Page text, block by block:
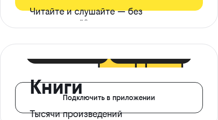
Читайте и слушайте — без
ограничений*
Книги
Тысячи произведений
Подключить в приложении